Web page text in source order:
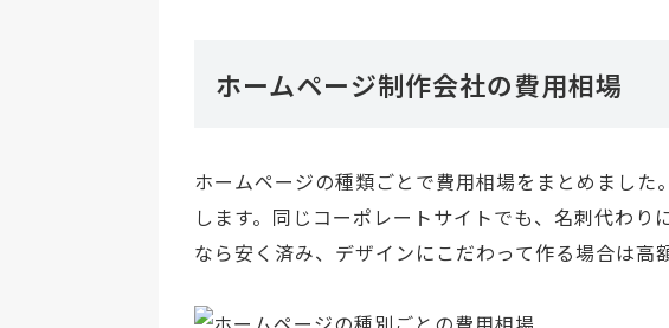
ホームページ制作会社の費用相場
ホームページの種類ごとで費用相場をまとめまし
します。同じコーポレートサイトでも、名刺代わ
なら安く済み、デザインにこだわって作る場合は高